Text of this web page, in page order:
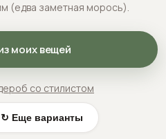
(едва заметная морось).
моих вещей
со стилистом
↻ Еще варианты